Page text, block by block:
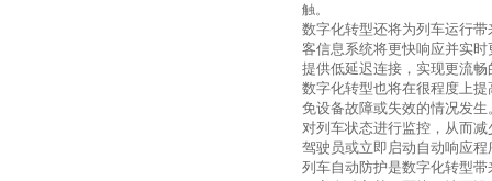
触。
数字化转型还将为列车运行
客信息系统将更快响应并实
提供低延迟连接，实现更流
数字化转型也将在很程度上
免设备故障或失效的情况发
对列车状态进行监控，从而
驾驶员或立即启动自动响应程
列车自动防护是数字化转型